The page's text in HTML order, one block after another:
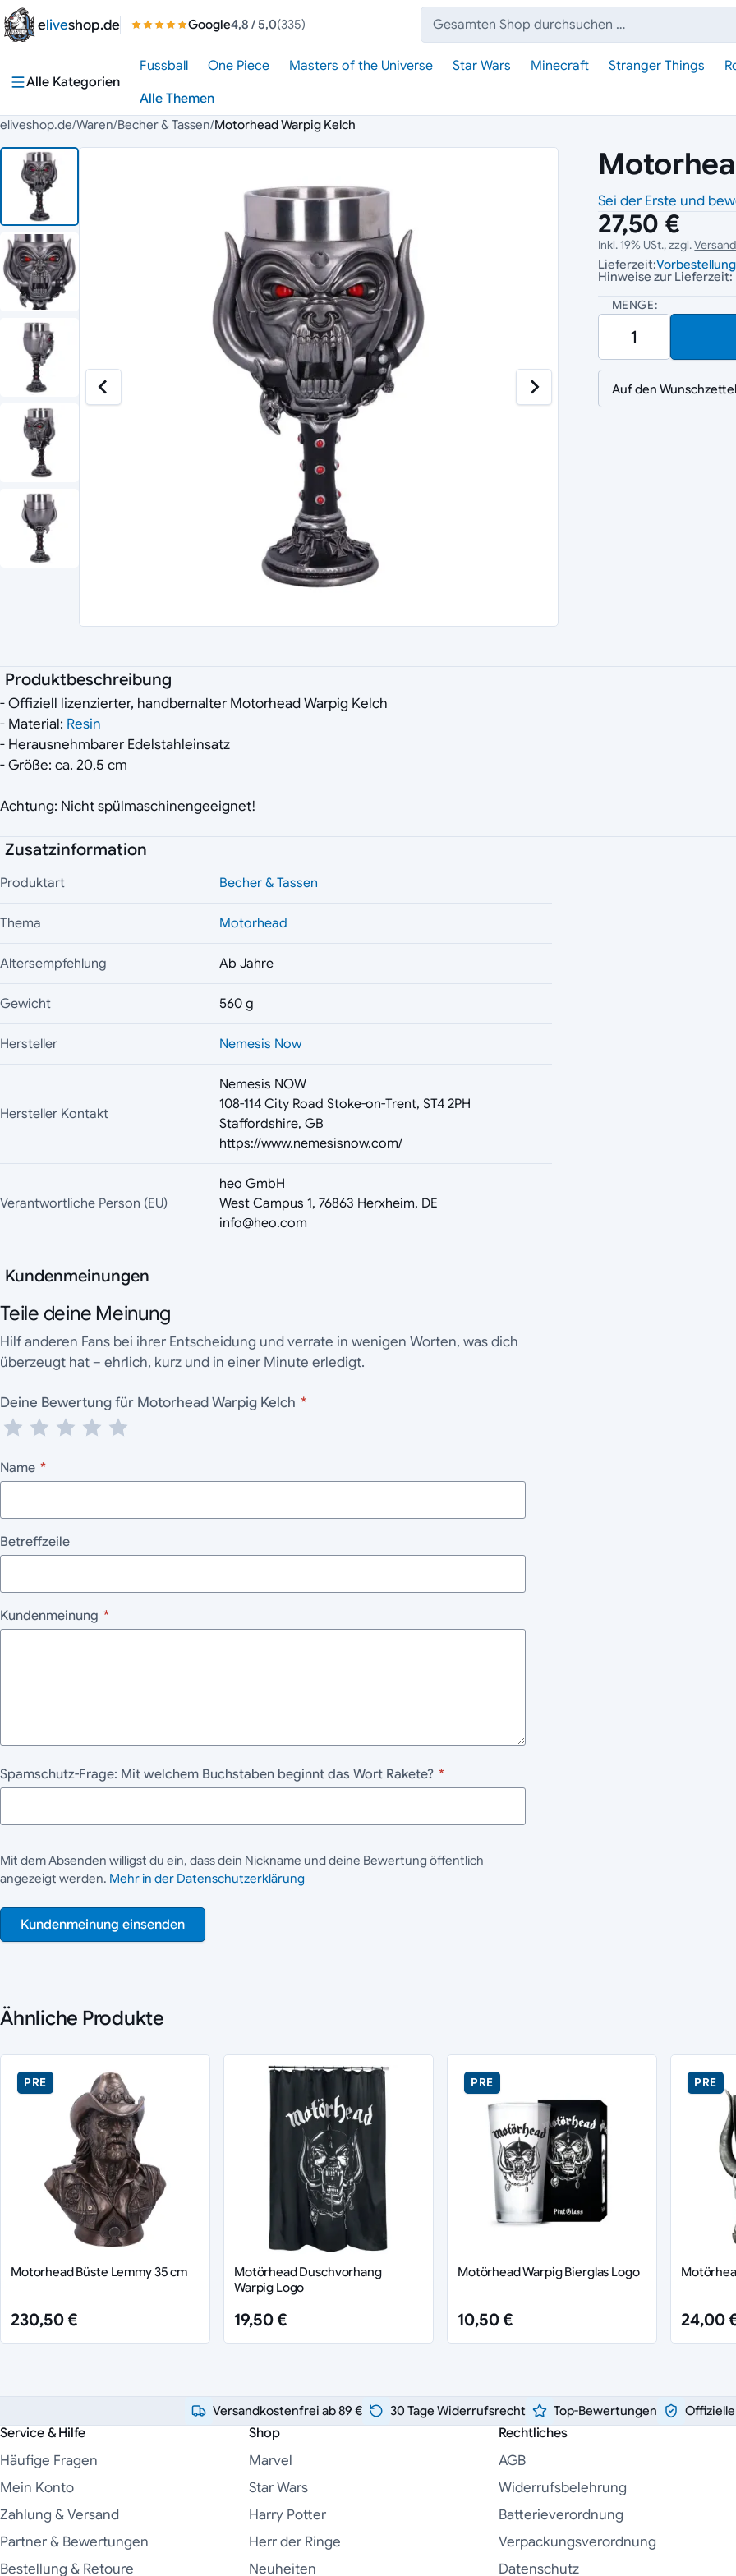
Zum Inhalt springen
eliveshop.de Google4,8 / 5,0(335)
Suche:
Alle Kategorien
Fussball One Piece Masters of the Universe Star Wars Minecraft Stranger Things
Alle Themen
eliveshop.de/Waren/Becher & Tassen/Motorhead Warpig Kelch
Sei der Erste und
27,50 €
Inkl. 19% USt., zzgl.
Lieferzeit:Vorbestellung
Hinweise zur Lieferzeit:
MENGE:
Auf den
Produktbeschreibung
- Offiziell lizenzierter, handbemalter Motorhead Warpig Kelch
- Material: Resin
- Herausnehmbarer Edelstahleinsatz
- Größe: ca. 20,5 cm
Achtung: Nicht spülmaschinengeeignet!
Zusatzinformation
Produktart Becher & Tassen
Thema Motorhead
Altersempfehlung Ab Jahre
Gewicht 560 g
Hersteller Nemesis Now
Hersteller Kontakt
Nemesis NOW
108-114 City Road Stoke-on-Trent, ST4 2PH
Staffordshire, GB
https://www.nemesisnow.com/
Verantwortliche Person (EU)
heo GmbH
West Campus 1, 76863 Herxheim, DE
info@heo.com
Kundenmeinungen
Teile deine Meinung
Hilf anderen Fans bei ihrer Entscheidung und verrate in wenigen Worten, was dich
überzeugt hat – ehrlich, kurz und in einer Minute erledigt.
Deine Bewertung für Motorhead Warpig Kelch *
Name *
Betreffzeile
Kundenmeinung *
Spamschutz-Frage: Mit welchem Buchstaben beginnt das Wort Rakete? *
Mit dem Absenden willigst du ein, dass dein Nickname und deine Bewertung öffentlich
angezeigt werden. Mehr in der Datenschutzerklärung
Kundenmeinung einsenden
Ähnliche Produkte
PRE
Motorhead Büste Lemmy 35 cm
230,50 €
Motörhead Duschvorhang
Warpig Logo
19,50 €
PRE
Motörhead Warpig Bierglas Logo
10,50 €
PRE
24,00
Versandkostenfrei ab 89 € 30 Tage Widerrufsrecht Top-Bewertungen
Service & Hilfe
Häufige Fragen
Mein Konto
Zahlung & Versand
Partner & Bewertungen
Bestellung & Retoure
Shop
Marvel
Star Wars
Harry Potter
Herr der Ringe
Neuheiten
Rechtliches
AGB
Widerrufsbelehrung
Batterieverordnung
Verpackungsverordnung
Datenschutz